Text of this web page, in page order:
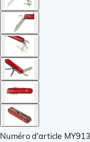
Numéro d'article